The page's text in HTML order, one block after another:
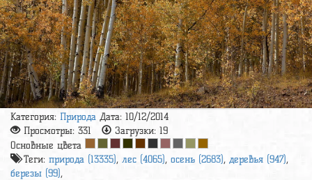
Категория: Природа Дата: 10/12/2014
Просмотры: 331 Загрузки: 19
Основные цвета
Теги: природа (13335), лес (4065), осень (2683), деревья (947),
березы (99),